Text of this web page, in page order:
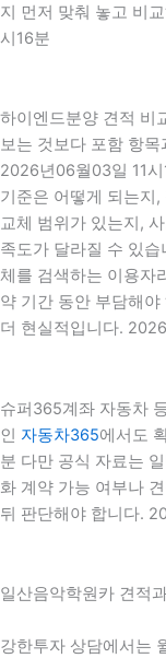
지 먼저 맞춰 놓고 비
시16분
하이엔드분양 견적 비
보는 것보다 포함 항
2026년06월03일 11
기준은 어떻게 되는지
교체 범위가 있는지,
족도가 달라질 수 있
체를 검색하는 이용자
약 기간 동안 부담해
더 현실적입니다.
슈퍼365계좌 자동차
인 자동차365에서도
분 다만 공식 자료는
화 계약 가능 여부나
뒤 판단해야 합니다.
일산음악학원카 견적
강한투자 상담에서는